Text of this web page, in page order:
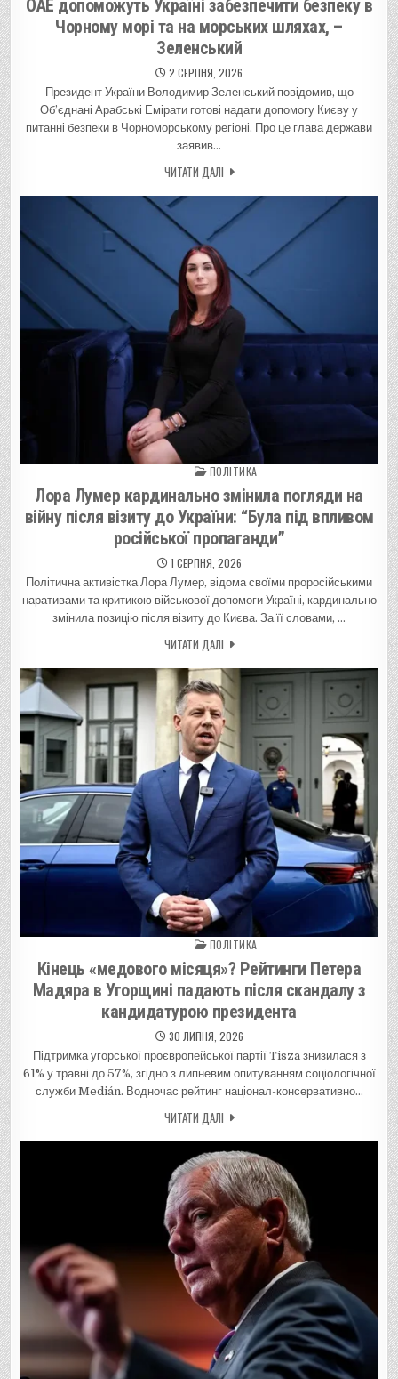
ОАЕ допоможуть Україні забезпечити безпеку в
Чорному морі та на морських шляхах, –
Зеленський
2 СЕРПНЯ, 2026
Президент України Володимир Зеленський повідомив, що
Об’єднані Арабські Емірати готові надати допомогу Києву у
питанні безпеки в Чорноморському регіоні. Про це глава держави
заявив…
ЧИТАТИ ДАЛІ
ПОЛІТИКА
Лора Лумер кардинально змінила погляди на
війну після візиту до України: “Була під впливом
російської пропаганди”
1 СЕРПНЯ, 2026
Політична активістка Лора Лумер, відома своїми проросійськими
наративами та критикою військової допомоги Україні, кардинально
змінила позицію після візиту до Києва. За її словами, …
ЧИТАТИ ДАЛІ
ПОЛІТИКА
Кінець «медового місяця»? Рейтинги Петера
Мадяра в Угорщині падають після скандалу з
кандидатурою президента
30 ЛИПНЯ, 2026
Підтримка угорської проєвропейської партії Tisza знизилася з
61% у травні до 57%, згідно з липневим опитуванням соціологічної
служби Medián. Водночас рейтинг націонал-консервативно…
ЧИТАТИ ДАЛІ